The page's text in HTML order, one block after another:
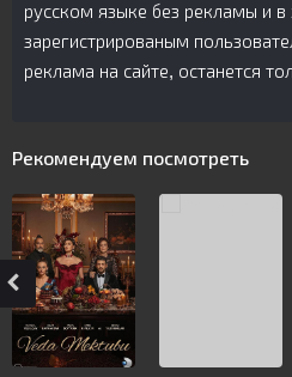
русском языке без рекламы и
зарегистрированым
реклама на сайте, останется
Рекомендуем посмотреть